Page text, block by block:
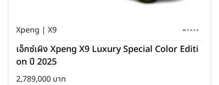
Xpeng | X9
เอ็กซ์เผิง Xpeng X9 Luxury Special Color Editi
on ปี 2025
2,789,000 บาท